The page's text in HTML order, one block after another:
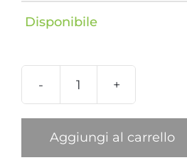
Disponibile
Borsa
Nappa
Aggiungi al carrello